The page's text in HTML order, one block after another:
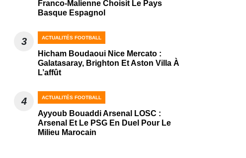
Franco-Malienne Choisit Le Pays
Basque Espagnol
3 ACTUALITÉS FOOTBALL
Hicham Boudaoui Nice Mercato :
Galatasaray, Brighton Et Aston Villa À
L’affût
4 ACTUALITÉS FOOTBALL
Ayyoub Bouaddi Arsenal LOSC :
Arsenal Et Le PSG En Duel Pour Le
Milieu Marocain